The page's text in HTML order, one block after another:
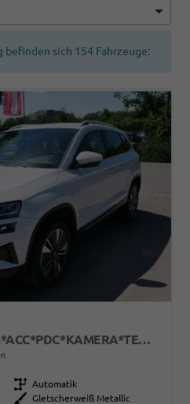
befinden sich 154 Fahrzeuge:
SELECTION 1.5 TSI DSG*ACC*PDC*KAMERA*TEMPOMAT*LED*SMARTLINK*KLIMA*RADIO*17-ZOLL
Getriebe Automatik
Außenfarbe
Gletscherweiß Metallic